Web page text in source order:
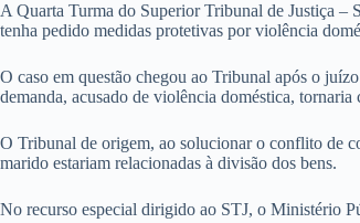
A Quarta Turma do Superior Tribunal de Justiça –
tenha pedido medidas protetivas por violência
O caso em questão chegou ao Tribunal após o
demanda, acusado de violência doméstica,
O Tribunal de origem, ao solucionar o conflito de
marido estariam relacionadas à divisão dos bens.
No recurso especial dirigido ao STJ, o Ministério